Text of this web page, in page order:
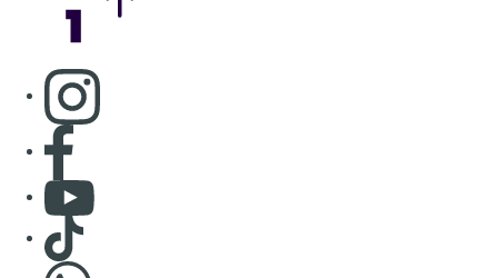
Consulter page Instagram
Consulter page Facebook
Consulter Youtube
Consulter TikTok